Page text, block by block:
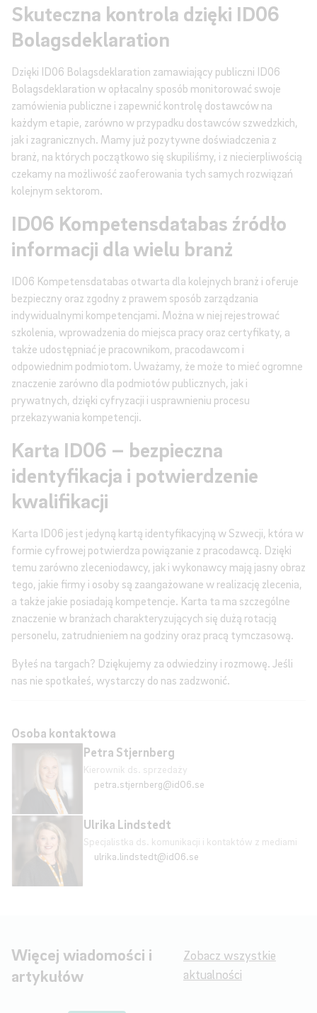
Skuteczna kontrola dzięki ID06
Bolagsdeklaration
Dzięki ID06 Bolagsdeklaration zamawiający publiczni ID06
Bolagsdeklaration w opłacalny sposób monitorować swoje
zamówienia publiczne i zapewnić kontrolę dostawców na
każdym etapie, zarówno w przypadku dostawców szwedzkich,
jak i zagranicznych. Mamy już pozytywne doświadczenia z
branż, na których początkowo się skupiliśmy, i z niecierpliwością
czekamy na możliwość zaoferowania tych samych rozwiązań
kolejnym sektorom.
ID06 Kompetensdatabas źródło
informacji dla wielu branż
ID06 Kompetensdatabas otwarta dla kolejnych branż i oferuje
bezpieczny oraz zgodny z prawem sposób zarządzania
indywidualnymi kompetencjami. Można w niej rejestrować
szkolenia, wprowadzenia do miejsca pracy oraz certyfikaty, a
także udostępniać je pracownikom, pracodawcom i
odpowiednim podmiotom. Uważamy, że może to mieć ogromne
znaczenie zarówno dla podmiotów publicznych, jak i
prywatnych, dzięki cyfryzacji i usprawnieniu procesu
przekazywania kompetencji.
Karta ID06 – bezpieczna
identyfikacja i potwierdzenie
kwalifikacji
Karta ID06 jest jedyną kartą identyfikacyjną w Szwecji, która w
formie cyfrowej potwierdza powiązanie z pracodawcą. Dzięki
temu zarówno zleceniodawcy, jak i wykonawcy mają jasny obraz
tego, jakie firmy i osoby są zaangażowane w realizację zlecenia,
a także jakie posiadają kompetencje. Karta ta ma szczególne
znaczenie w branżach charakteryzujących się dużą rotacją
personelu, zatrudnieniem na godziny oraz pracą tymczasową.
Byłeś na targach? Dziękujemy za odwiedziny i rozmowę. Jeśli
nas nie spotkałeś, wystarczy do nas zadzwonić.
Osoba kontaktowa
Petra Stjernberg
Kierownik ds. sprzedaży
petra.stjernberg@id06.se
Ulrika Lindstedt
Specjalistka ds. komunikacji i kontaktów z mediami
ulrika.lindstedt@id06.se
Więcej wiadomości i
artykułów
Zobacz wszystkie
aktualności